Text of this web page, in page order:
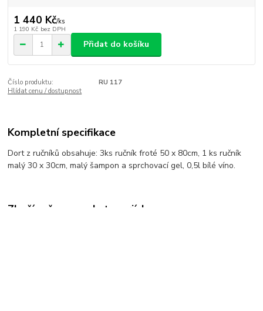
1 440 Kč/ks
1 190 Kč bez DPH
Přidat do košíku
Číslo produktu:
RU 117
Hlídat cenu / dostupnost
Kompletní specifikace
Dort z ručníků obsahuje: 3ks ručník froté 50 x 80cm, 1 ks ručník
malý 30 x 30cm, malý šampon a sprchovací gel, 0,5l bílé víno.
Zboží zařazeno v kategoriích